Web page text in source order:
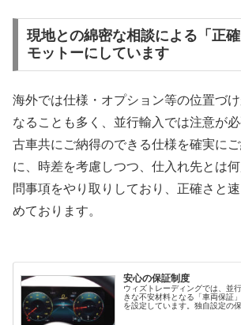
現地との綿密な相談による「正
モットーにしています
海外では仕様・オプション等の位置づ
なることも多く、並行輸入では注意が
古車共にご納得のできる仕様を確実に
に、時差を考慮しつつ、仕入れ先とは
問事項をやり取りしており、正確さと
めております。
安心の保証制度
ウィズトレーディングでは、並
きな不安材料となる「車両保証
を設定しています。独自設定の